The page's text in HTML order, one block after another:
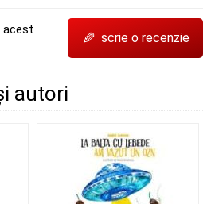
acest
✎ scrie o recenzie
autori